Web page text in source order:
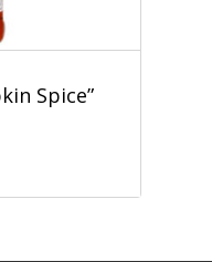
Spice”